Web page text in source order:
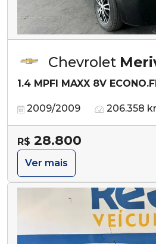
Chevrolet
1.4 MPFI MAXX 8V
2009/2009 206.358
R$ 28.800
Ver mais